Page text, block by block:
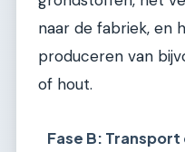
naar de fabriek, en
produceren van
of hout.
Fase B: